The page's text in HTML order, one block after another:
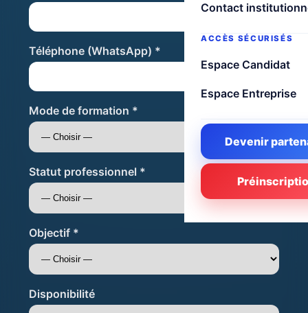
Contact
ACCÈS SÉCURISÉS
Espace Candidat
Espace Entreprise
Devenir
Téléphone (WhatsApp) *
Mode de formation *
Statut professionnel *
Objectif *
Disponibilité